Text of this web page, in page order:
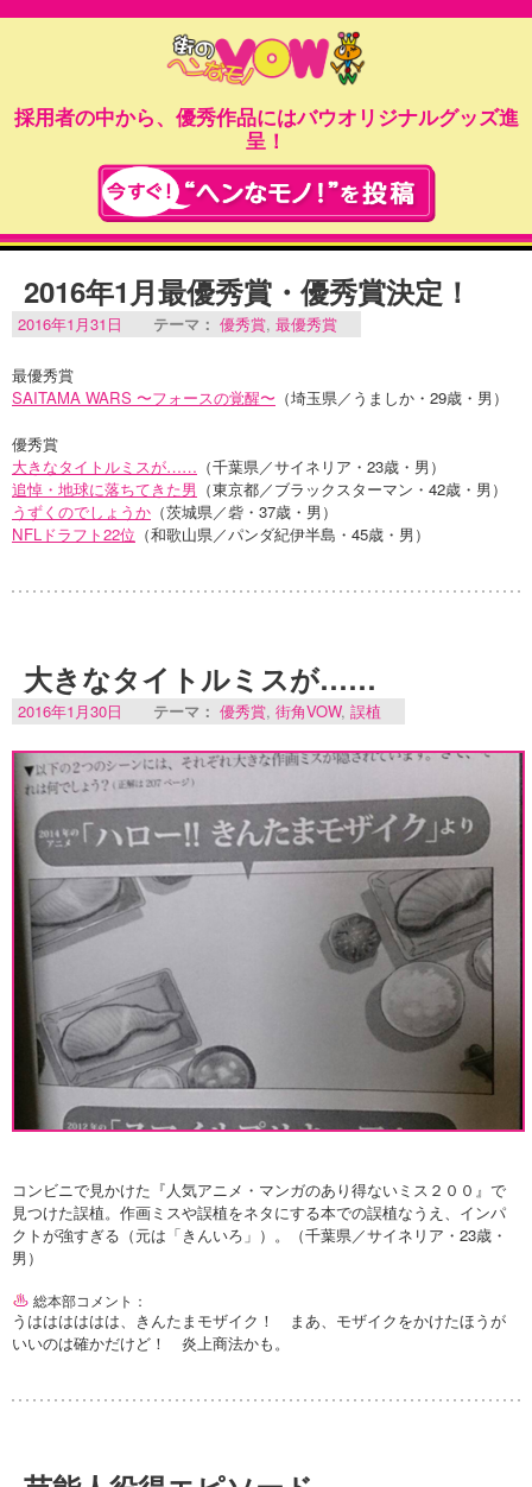
採用者の中から、優秀作品にはバウオリジナルグッズ進
呈！
2016年1月最優秀賞・優秀賞決定！
2016年1月31日 テーマ： 優秀賞, 最優秀賞
最優秀賞
SAITAMA WARS 〜フォースの覚醒〜 （埼玉県／うましか・29歳・男）
優秀賞
大きなタイトルミスが…… （千葉県／サイネリア・23歳・男）
追悼・地球に落ちてきた男 （東京都／ブラックスターマン・42歳・男）
うずくのでしょうか （茨城県／砦・37歳・男）
NFLドラフト22位 （和歌山県／パンダ紀伊半島・45歳・男）
大きなタイトルミスが……
2016年1月30日 テーマ： 優秀賞, 街角VOW, 誤植
コンビニで見かけた『人気アニメ・マンガのあり得ないミス２００』で
見つけた誤植。作画ミスや誤植をネタにする本での誤植なうえ、インパ
クトが強すぎる（元は「きんいろ」）。（千葉県／サイネリア・23歳・
男）
総本部コメント：
うはははははは、きんたまモザイク！ まあ、モザイクをかけたほうが
いいのは確かだけど！ 炎上商法かも。